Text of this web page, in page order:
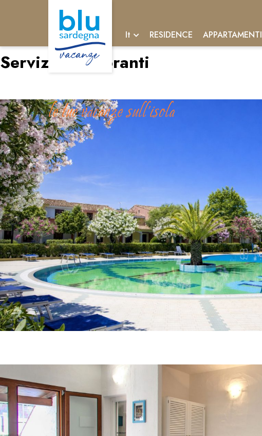
le tue vacanze sull'isola
It RESIDENCE APPARTAMENTI
Servizio:Ristoranti